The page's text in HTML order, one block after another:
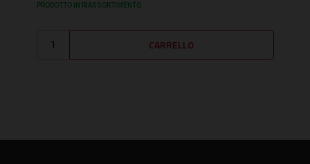
PRODOTTO IN RIASSORTIMENTO